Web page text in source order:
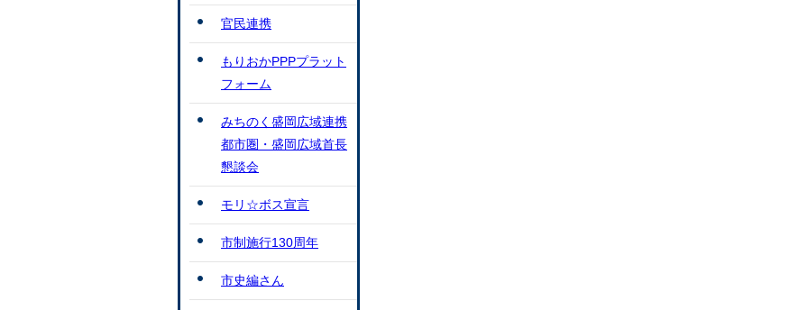
官民連携
もりおかPPPプラット
フォーム
みちのく盛岡広域連携
都市圏・盛岡広域首長
懇談会
モリ☆ボス宣言
市制施行130周年
市史編さん